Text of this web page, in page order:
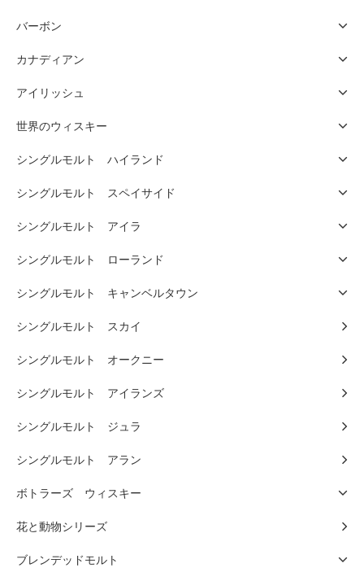
バーボン
カナディアン
アイリッシュ
世界のウィスキー
シングルモルト ハイランド
シングルモルト スペイサイド
シングルモルト アイラ
シングルモルト ローランド
シングルモルト キャンベルタウン
シングルモルト スカイ
シングルモルト オークニー
シングルモルト アイランズ
シングルモルト ジュラ
シングルモルト アラン
ボトラーズ ウィスキー
花と動物シリーズ
ブレンデッドモルト